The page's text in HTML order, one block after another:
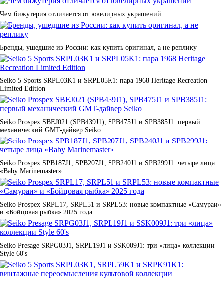
Чем бижутерия отличается от ювелирных украшений
Бренды, ушедшие из России: как купить оригинал, а не реплику
Seiko 5 Sports SRPL03K1 и SRPL05K1: пара 1968 Heritage Recreation
Limited Edition
Seiko Prospex SBEJ021 (SPB439J1), SPB475J1 и SPB385J1: первый
механический GMT-дайвер Seiko
Seiko Prospex SPB187J1, SPB207J1, SPB240J1 и SPB299J1: четыре лица
«Baby Marinemaster»
Seiko Prospex SRPL17, SRPL51 и SRPL53: новые компактные «Самураи»
и «Бойцовая рыбка» 2025 года
Seiko Presage SRPG03J1, SRPL19J1 и SSK009J1: три «лица» коллекции
Style 60's